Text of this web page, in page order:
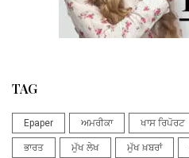
TAG
Epaper ਅਮਰੀਕਾ ਖਾਸ ਰਿਪੋਰਟ
ਭਾਰਤ ਮੁੱਖ ਲੇਖ ਮੁੱਖ ਖ਼ਬਰਾਂ